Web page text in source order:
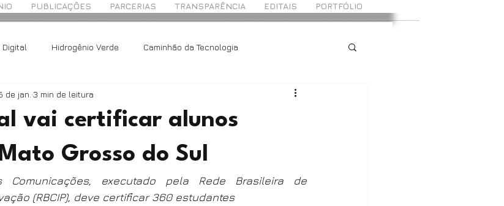
PUBLICAÇÕES PARCERIAS TRANSPARÊNCIA EDITAIS PORTFÓLIO
Hidrogênio Verde Caminhão da Tecnologia
Educacional
vai certificar alunos
Grosso do Sul
de jan. 3 min de leitura
Comunicações, executado pela Rede Brasileira de
(RBCIP), deve certificar 360 estudantes